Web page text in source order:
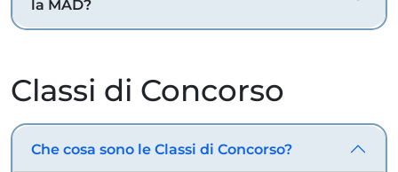
la MAD?
Classi di Concorso
Che cosa sono le Classi di Concorso?